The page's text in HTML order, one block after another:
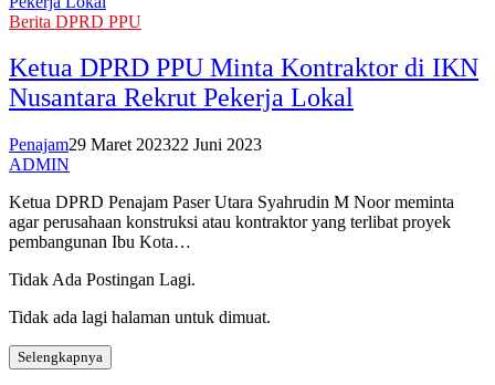
Berita DPRD PPU
Ketua DPRD PPU Minta Kontraktor di IKN
Nusantara Rekrut Pekerja Lokal
Penajam29 Maret 202322 Juni 2023
ADMIN
Ketua DPRD Penajam Paser Utara Syahrudin M Noor meminta
agar perusahaan konstruksi atau kontraktor yang terlibat proyek
pembangunan Ibu Kota…
Tidak Ada Postingan Lagi.
Tidak ada lagi halaman untuk dimuat.
Selengkapnya